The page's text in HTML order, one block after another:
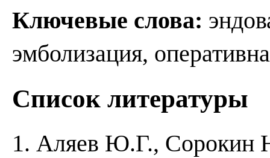
Ключевые слова:
эмболизация,
Список литературы
1. Аляев Ю.Г., Сорокин